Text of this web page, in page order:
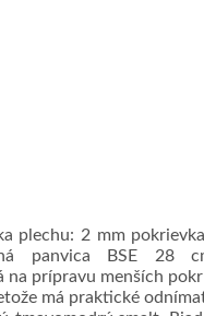
plechu: 2 mm
panvica BSE 28
prípravu menších
má praktické